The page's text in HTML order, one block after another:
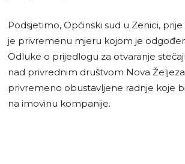
Podsjetimo, Općinski sud u Zenici,
je privremenu mjeru kojom je
Odluke o prijedlogu za otvaranje
nad privrednim društvom Nova
privremeno obustavljene radnje koje
na imovinu kompanije.